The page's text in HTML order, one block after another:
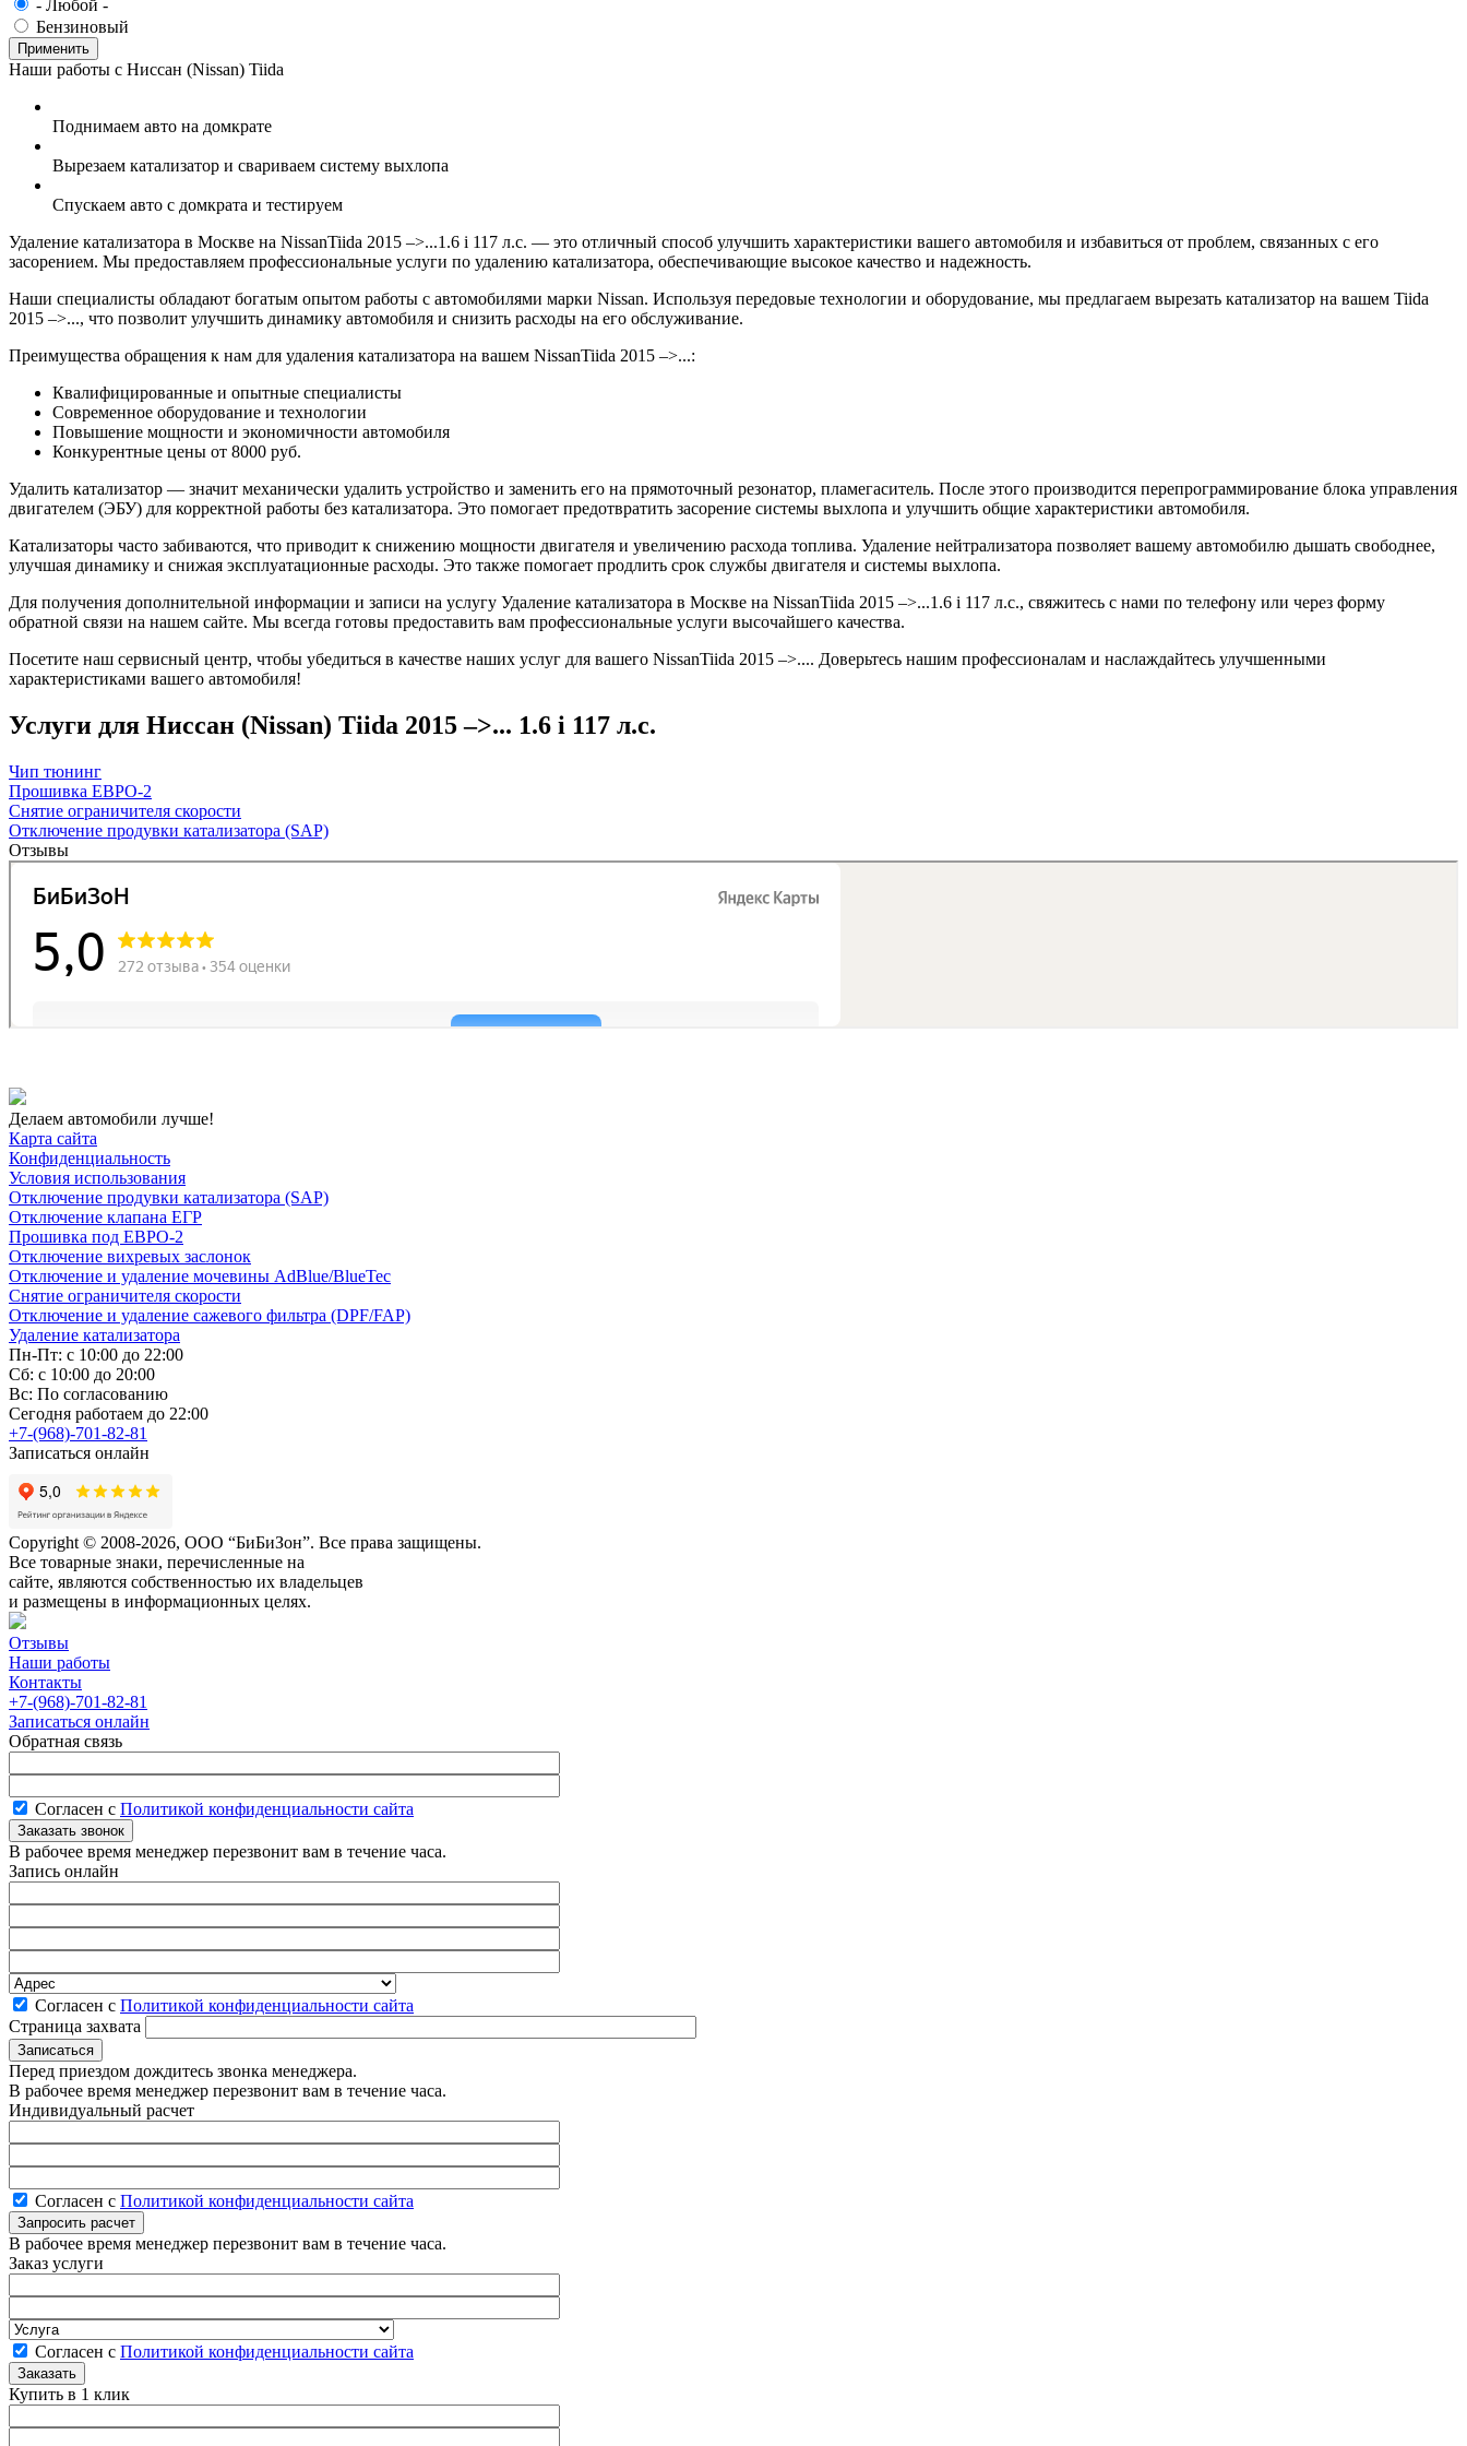
- Любой -
Бензиновый
Наши работы с Ниссан (Nissan) Tiida
Поднимаем авто на домкрате
Вырезаем катализатор и свариваем систему выхлопа
Спускаем авто с домкрата и тестируем
Удаление катализатора в Москве на NissanTiida 2015 –>...1.6 i 117 л.с. — это отличный способ улучшить характеристики вашего автомобиля и избавиться от проблем, связанных с его
засорением. Мы предоставляем профессиональные услуги по удалению катализатора, обеспечивающие высокое качество и надежность.
Наши специалисты обладают богатым опытом работы с автомобилями марки Nissan. Используя передовые технологии и оборудование, мы предлагаем вырезать катализатор на вашем Tiida
2015 –>..., что позволит улучшить динамику автомобиля и снизить расходы на его обслуживание.
Преимущества обращения к нам для удаления катализатора на вашем NissanTiida 2015 –>...:
Квалифицированные и опытные специалисты
Современное оборудование и технологии
Повышение мощности и экономичности автомобиля
Конкурентные цены от 8000 руб.
Удалить катализатор — значит механически удалить устройство и заменить его на прямоточный резонатор, пламегаситель. После этого производится перепрограммирование блока управления
двигателем (ЭБУ) для корректной работы без катализатора. Это помогает предотвратить засорение системы выхлопа и улучшить общие характеристики автомобиля.
Катализаторы часто забиваются, что приводит к снижению мощности двигателя и увеличению расхода топлива. Удаление нейтрализатора позволяет вашему автомобилю дышать свободнее,
улучшая динамику и снижая эксплуатационные расходы. Это также помогает продлить срок службы двигателя и системы выхлопа.
Для получения дополнительной информации и записи на услугу Удаление катализатора в Москве на NissanTiida 2015 –>...1.6 i 117 л.с., свяжитесь с нами по телефону или через форму
обратной связи на нашем сайте. Мы всегда готовы предоставить вам профессиональные услуги высочайшего качества.
Посетите наш сервисный центр, чтобы убедиться в качестве наших услуг для вашего NissanTiida 2015 –>.... Доверьтесь нашим профессионалам и наслаждайтесь улучшенными
характеристиками вашего автомобиля!
Услуги для Ниссан (Nissan) Tiida 2015 –>... 1.6 i 117 л.с.
Чип тюнинг
Прошивка ЕВРО-2
Снятие ограничителя скорости
Отключение продувки катализатора (SAP)
Отзывы
Делаем автомобили лучше!
Карта сайта
Конфиденциальность
Условия использования
Отключение продувки катализатора (SAP)
Отключение клапана ЕГР
Прошивка под ЕВРО-2
Отключение вихревых заслонок
Отключение и удаление мочевины AdBlue/BlueTec
Снятие ограничителя скорости
Отключение и удаление сажевого фильтра (DPF/FAP)
Удаление катализатора
Пн-Пт: с 10:00 до 22:00
Сб: с 10:00 до 20:00
Вс: По согласованию
Сегодня работаем до 22:00
+7-(968)-701-82-81
Записаться онлайн
Copyright © 2008-2026, ООО “БиБиЗон”. Все права защищены.
Все товарные знаки, перечисленные на
сайте, являются собственностью их владельцев
и размещены в информационных целях.
Отзывы
Наши работы
Контакты
+7-(968)-701-82-81
Записаться онлайн
Обратная связь
Согласен с Политикой конфиденциальности сайта
В рабочее время менеджер перезвонит вам в течение часа.
Запись онлайн
Согласен с Политикой конфиденциальности сайта
Страница захвата
Перед приездом дождитесь звонка менеджера.
В рабочее время менеджер перезвонит вам в течение часа.
Индивидуальный расчет
Согласен с Политикой конфиденциальности сайта
В рабочее время менеджер перезвонит вам в течение часа.
Заказ услуги
Согласен с Политикой конфиденциальности сайта
Купить в 1 клик